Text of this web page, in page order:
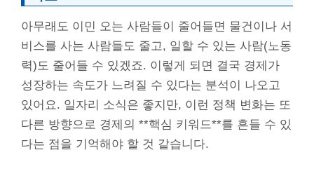
아무래도 이민 오는 사람들이 줄어들면 물건이나 서
비스를 사는 사람들도 줄고, 일할 수 있는 사람(노동
력)도 줄어들 수 있겠죠. 이렇게 되면 결국 경제가
성장하는 속도가 느려질 수 있다는 분석이 나오고
있어요. 일자리 소식은 좋지만, 이런 정책 변화는 또
다른 방향으로 경제의 **핵심 키워드**를 흔들 수 있
다는 점을 기억해야 할 것 같습니다.